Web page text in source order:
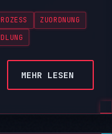
ZUORDNUNG
MEHR LESEN